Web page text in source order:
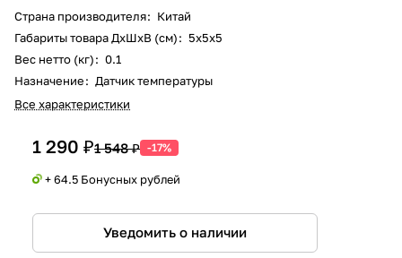
Страна производителя: Китай
Габариты товара ДxШxВ (см): 5х5х5
Вес нетто (кг): 0.1
Назначение: Датчик температуры
Все характеристики
1 290 ₽1 548 ₽ -17%
+ 64.5 Бонусных рублей
Уведомить о наличии